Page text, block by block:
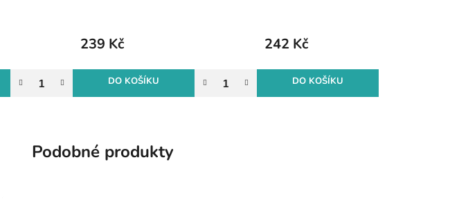
239 Kč
DO KOŠÍKU
242 Kč
DO KOŠÍKU
Podobné produkty